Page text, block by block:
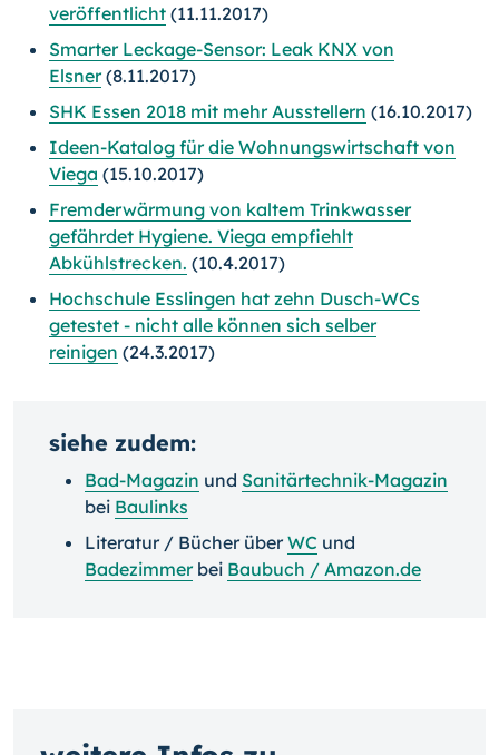
veröffentlicht (11.11.2017)
Smarter Leckage-Sensor: Leak KNX von
Elsner(8.11.2017)
SHK Essen 2018 mit mehr Ausstellern (16.10.2017)
Ideen-Katalog für die Wohnungswirtschaft von
Viega (15.10.2017)
Fremderwärmung von kaltem Trinkwasser
gefährdet Hygiene. Viega empfiehlt
Abkühlstrecken. (10.4.2017)
Hochschule Esslingen hat zehn Dusch-WCs
getestet - nicht alle können sich selber
reinigen (24.3.2017)
siehe zudem:
Bad-Magazin und Sanitärtechnik-Magazin
bei Baulinks
Literatur / Bücher überWC und
Badezimmerbei Baubuch / Amazon.de